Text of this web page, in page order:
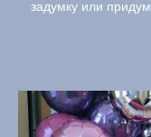
задумку или